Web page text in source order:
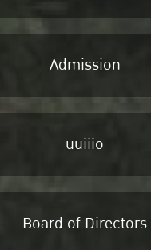
Admission
uuiiio
Board of Directors